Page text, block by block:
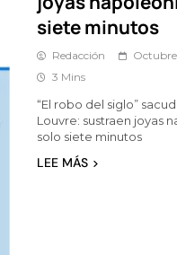
siete minutos
Redacción
3 Mins
“El robo del siglo”
Louvre: sustraen joyas
solo siete minutos
LEE MÁS